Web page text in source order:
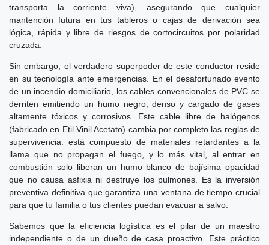
transporta la corriente viva), asegurando que cualquier
mantención futura en tus tableros o cajas de derivación sea
lógica, rápida y libre de riesgos de cortocircuitos por polaridad
cruzada.
Sin embargo, el verdadero superpoder de este conductor reside
en su tecnología ante emergencias. En el desafortunado evento
de un incendio domiciliario, los cables convencionales de PVC se
derriten emitiendo un humo negro, denso y cargado de gases
altamente tóxicos y corrosivos. Este cable libre de halógenos
(fabricado en Etil Vinil Acetato) cambia por completo las reglas de
supervivencia: está compuesto de materiales retardantes a la
llama que no propagan el fuego, y lo más vital, al entrar en
combustión solo liberan un humo blanco de bajísima opacidad
que no causa asfixia ni destruye los pulmones. Es la inversión
preventiva definitiva que garantiza una ventana de tiempo crucial
para que tu familia o tus clientes puedan evacuar a salvo.
Sabemos que la eficiencia logística es el pilar de un maestro
independiente o de un dueño de casa proactivo. Este práctico